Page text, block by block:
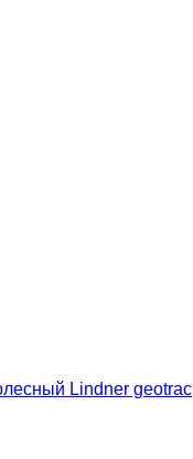
Lindner geotrac